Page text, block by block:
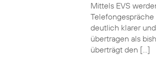
Mittels EVS
deutlich klarer
übertragen als
überträgt den […]